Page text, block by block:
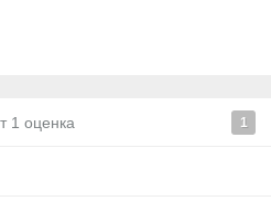
1 оценка 1